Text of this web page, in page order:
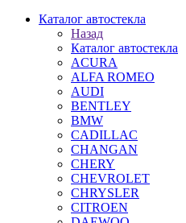
Каталог автостекла
Назад
Каталог автостекла
ACURA
ALFA ROMEO
AUDI
BENTLEY
BMW
CADILLAC
CHANGAN
CHERY
CHEVROLET
CHRYSLER
CITROEN